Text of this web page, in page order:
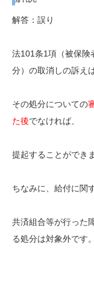
解答：誤り
法101条1項（被保険
分）の取消しの訴え
その処分についての
た後でなければ、
提起することができ
ちなみに、給付に関
共済組合等が行った
る処分は対象外です。